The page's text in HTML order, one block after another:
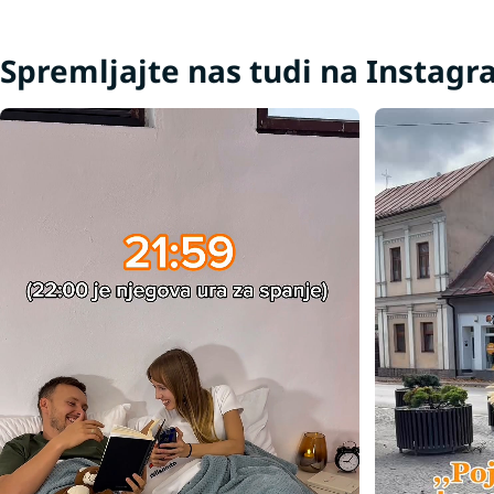
Spremljajte nas tudi na